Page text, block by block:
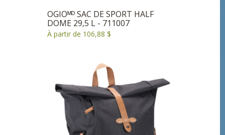
OGIOᴹᴰ SAC DE SPORT HALF
DOME 29,5 L - 711007
À partir de 106,88 $